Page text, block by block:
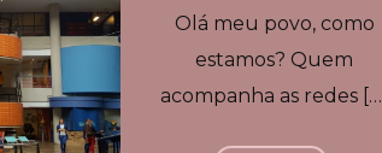
Olá meu povo, como
estamos? Quem
acompanha as redes […]